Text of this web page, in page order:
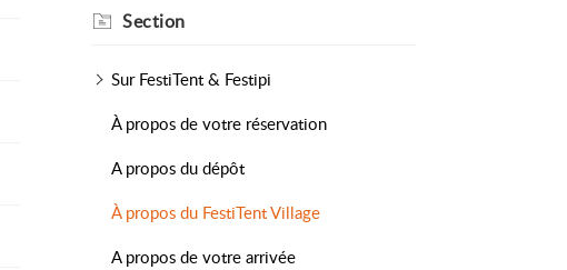
Section
Sur FestiTent & Festipi
À propos de votre réservation
A propos du dépôt
À propos du FestiTent Village
A propos de votre arrivée